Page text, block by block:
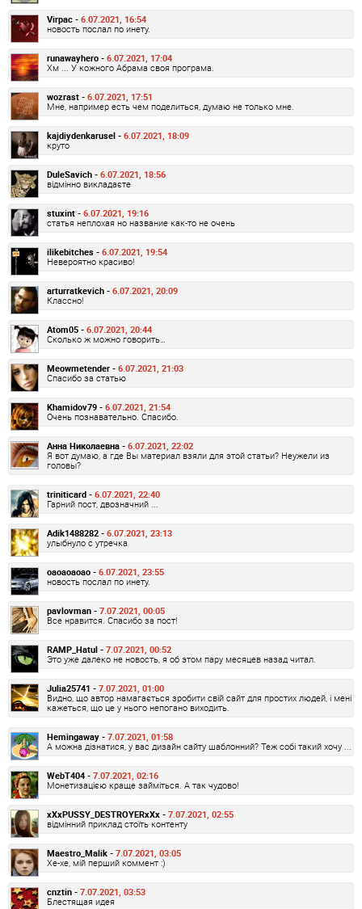
Virpac - 6.07.2021, 16:54
новость послал по инету.
runawayhero - 6.07.2021, 17:04
Хм ... У кожного Абрама своя програма.
wozrast - 6.07.2021, 17:51
Мне, например есть чем поделиться, думаю не только мне.
kajdiydenkarusel - 6.07.2021, 18:09
круто
DuleSavich - 6.07.2021, 18:56
відмінно викладаєте
stuxint - 6.07.2021, 19:16
статья неплохая но название как-то не очень
ilikebitches - 6.07.2021, 19:54
Невероятно красиво!
arturratkevich - 6.07.2021, 20:09
Классно!
Atom05 - 6.07.2021, 20:44
Сколько ж можно говорить…
Meowmetender - 6.07.2021, 21:03
Спасибо за статью
Khamidov79 - 6.07.2021, 21:54
Очень познавательно. Спасибо.
Анна Николаевна - 6.07.2021, 22:02
Я вот думаю, а где Вы материал взяли для этой статьи? Неужели из
головы?
triniticard - 6.07.2021, 22:40
Гарний пост, двозначний ...
Adik1488282 - 6.07.2021, 23:13
улыбнуло с утречка
oaoaoaoao - 6.07.2021, 23:55
новость послал по инету.
pavlovman - 7.07.2021, 00:05
Все нравится. Спасибо за пост!
RAMP_Hatul - 7.07.2021, 00:52
Это уже далеко не новость, я об этом пару месяцев назад читал.
Julia25741 - 7.07.2021, 01:00
Видно, що автор намагається зробити свій сайт для простих людей, і мені
кажеться, що це у нього непогано виходить.
Hemingaway - 7.07.2021, 01:58
А можна дізнатися, у вас дизайн сайту шаблонний? Теж собі такий хочу ...
WebT404 - 7.07.2021, 02:16
Монетизацією краще займіться. А так чудово!
xXxPUSSY_DESTROYERxXx - 7.07.2021, 02:55
відмінний приклад стоїть контенту
Maestro_Malik - 7.07.2021, 03:05
Хе-хе, мій перший коммент :)
cnztin - 7.07.2021, 03:53
Блестящая идея